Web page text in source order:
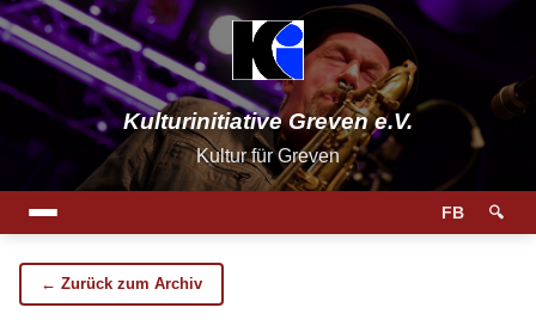
Kulturinitiative Greven e.V.
Kultur für Greven
FB 🔍
← Zurück zum Archiv